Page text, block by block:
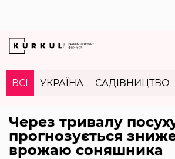
ВСІ УКРАЇНА САДІВНИЦТВО
Через тривалу
прогнозується
врожаю соняшника